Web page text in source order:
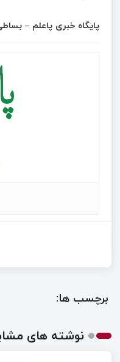
پایگاه خبری پاعلم –
برچسب ها:
نوشته های